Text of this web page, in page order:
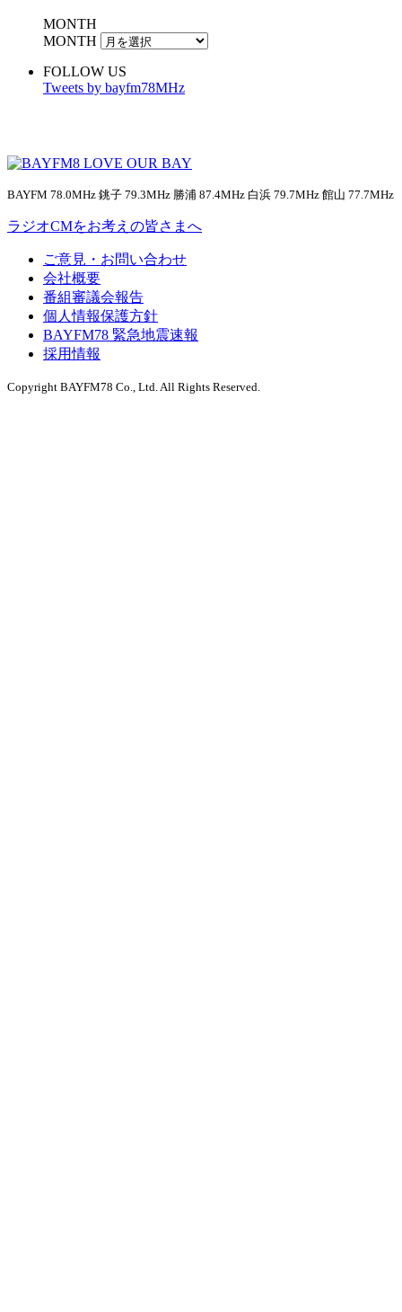
MONTH
MONTH
FOLLOW US
Tweets by bayfm78MHz
BAYFM 78.0MHz 銚子 79.3MHz 勝浦 87.4MHz 白浜 79.7MHz 館山 77.7MHz
ラジオCMをお考えの皆さまへ
ご意見・お問い合わせ
会社概要
番組審議会報告
個人情報保護方針
BAYFM78 緊急地震速報
採用情報
Copyright BAYFM78 Co., Ltd. All Rights Reserved.